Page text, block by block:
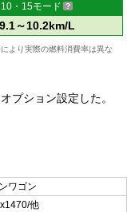
10・15モード
9.1～10.2km/L
より実際の燃料消費率は異な
プション設定した。
ワゴン
他